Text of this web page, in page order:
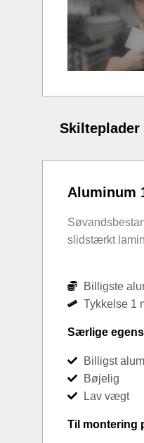
Skilteplader
Aluminum
slidstærkt
Billigste
Tykkelse 1
Særlige
Billigst
Bøjelig
Lav vægt
Til montering